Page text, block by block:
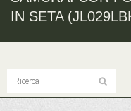
IN SETA